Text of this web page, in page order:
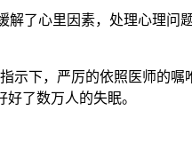
了心里因素，处理心理问
下，严厉的依照医师的嘱
了数万人的失眠。